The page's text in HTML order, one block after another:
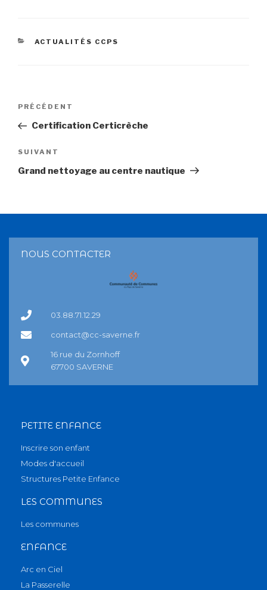
ACTUALITÉS CCPS
PRÉCÉDENT
Certification Certicrèche
SUIVANT
Grand nettoyage au centre nautique
NOUS CONTACTER
03.88.71.12.29
contact@cc-saverne.fr
16 rue du Zornhoff
67700 SAVERNE
PETITE ENFANCE
Inscrire son enfant
Modes d'accueil
Structures Petite Enfance
LES COMMUNES
Les communes
ENFANCE
Arc en Ciel
La Passerelle